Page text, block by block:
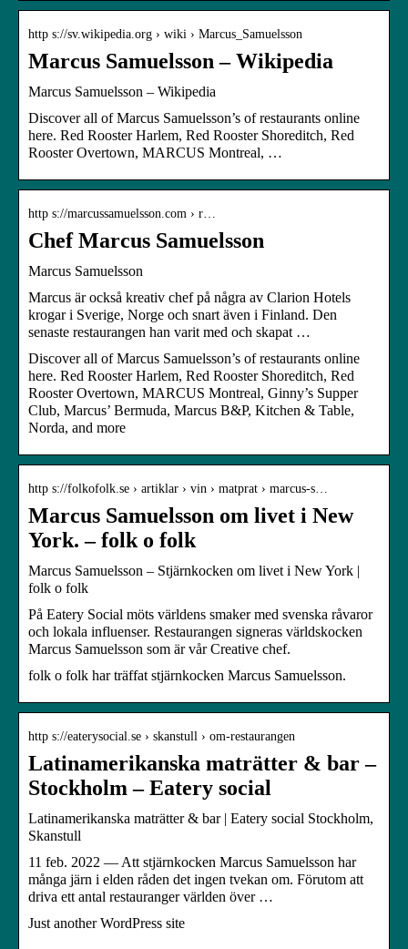
http s://sv.wikipedia.org › wiki › Marcus_Samuelsson
Marcus Samuelsson – Wikipedia
Marcus Samuelsson – Wikipedia
Discover all of Marcus Samuelsson’s of restaurants online
here. Red Rooster Harlem, Red Rooster Shoreditch, Red
Rooster Overtown, MARCUS Montreal, …
http s://marcussamuelsson.com › r…
Chef Marcus Samuelsson
Marcus Samuelsson
Marcus är också kreativ chef på några av Clarion Hotels
krogar i Sverige, Norge och snart även i Finland. Den
senaste restaurangen han varit med och skapat …
Discover all of Marcus Samuelsson’s of restaurants online
here. Red Rooster Harlem, Red Rooster Shoreditch, Red
Rooster Overtown, MARCUS Montreal, Ginny’s Supper
Club, Marcus’ Bermuda, Marcus B&P, Kitchen & Table,
Norda, and more
http s://folkofolk.se › artiklar › vin › matprat › marcus-s…
Marcus Samuelsson om livet i New
York. – folk o folk
Marcus Samuelsson – Stjärnkocken om livet i New York |
folk o folk
På Eatery Social möts världens smaker med svenska råvaror
och lokala influenser. Restaurangen signeras världskocken
Marcus Samuelsson som är vår Creative chef.
folk o folk har träffat stjärnkocken Marcus Samuelsson.
http s://eaterysocial.se › skanstull › om-restaurangen
Latinamerikanska maträtter & bar –
Stockholm – Eatery social
Latinamerikanska maträtter & bar | Eatery social Stockholm,
Skanstull
11 feb. 2022 — Att stjärnkocken Marcus Samuelsson har
många järn i elden råden det ingen tvekan om. Förutom att
driva ett antal restauranger världen över …
Just another WordPress site